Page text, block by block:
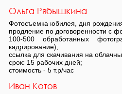
Ольга Рябышкина
Фотосъемка юбилея, дня
продление по договоренности с
100-500 обработанных
кадрирование);
ссылка для скачивания на
срок: 15 рабочих дней;
стоимость - 5 т.р/час
Иван Котов